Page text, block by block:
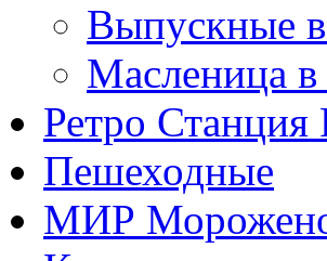
Выпускные
Масленица
Ретро
Пешеходные
МИР